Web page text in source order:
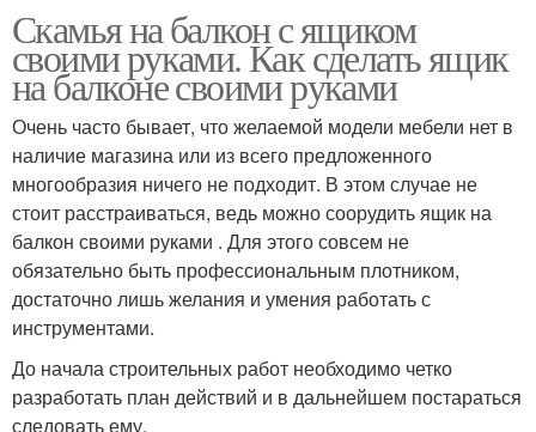
Скамья на балкон с ящиком
своими руками. Как сделать ящик
на балконе своими руками
Очень часто бывает, что желаемой модели мебели нет в
наличие магазина или из всего предложенного
многообразия ничего не подходит. В этом случае не
стоит расстраиваться, ведь можно соорудить ящик на
балкон своими руками . Для этого совсем не
обязательно быть профессиональным плотником,
достаточно лишь желания и умения работать с
инструментами.
До начала строительных работ необходимо четко
разработать план действий и в дальнейшем постараться
следовать ему.